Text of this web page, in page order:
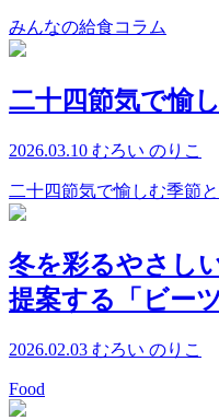
みんなの給食コラム
二十四節気で愉
2026.03.10 むろい のりこ
二十四節気で愉しむ季節
冬を彩るやさし
提案する「ビー
2026.02.03 むろい のりこ
Food